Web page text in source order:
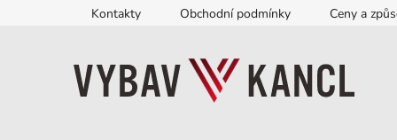
Kontakty Obchodní podmínky Ceny a